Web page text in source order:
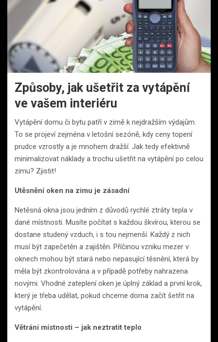
Způsoby, jak ušetřit za vytápění
ve vašem interiéru
Vytápění domu či bytu patří v zimě k nejdražším výdajům.
To se projeví zejména v letošní sezóně, kdy ceny topení
prudce vzrostly a je mnohem dražší. Jak tedy efektivně
minimalizovat náklady a trochu ušetřit na vytápění po celou
zimu? Zjistit!
Utěsnění oken na zimu je zásadní
Netěsná okna jsou jedním z důvodů rychlé ztráty tepla v
dané místnosti. Musíte počítat s každou škvírou, kterou se
dostane studený vzduch, i s tou nejmenší. Každý z nich
musí být zapečetěn a zajištěn. Příčinou vzniku mezer v
oknech mohou být stará nebo nepasující těsnění, která by
měla být zkontrolována a v případě potřeby nahrazena
novými. Vhodné zateplení oken je úplný základ a první krok,
který je třeba udělat, pokud chceme doma začít šetřit na
vytápění.
Větrání místnosti – jak neztratit teplo